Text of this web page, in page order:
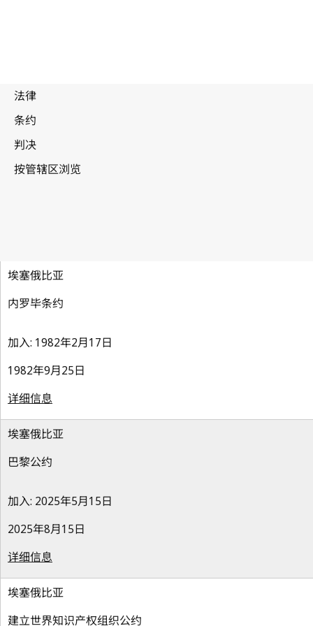
埃塞俄比亚
内罗毕条约
加入: 1982年2月17日
1982年9月25日
详细信息
埃塞俄比亚
巴黎公约
加入: 2025年5月15日
2025年8月15日
详细信息
埃塞俄比亚
建立世界知识产权组织公约